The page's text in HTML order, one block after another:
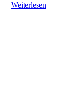
Weiterlesen